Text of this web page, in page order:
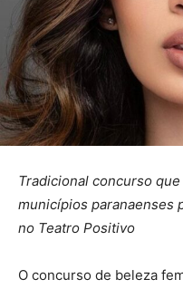
Tradicional concurso
municípios paranaenses
no Teatro Positivo
O concurso de beleza